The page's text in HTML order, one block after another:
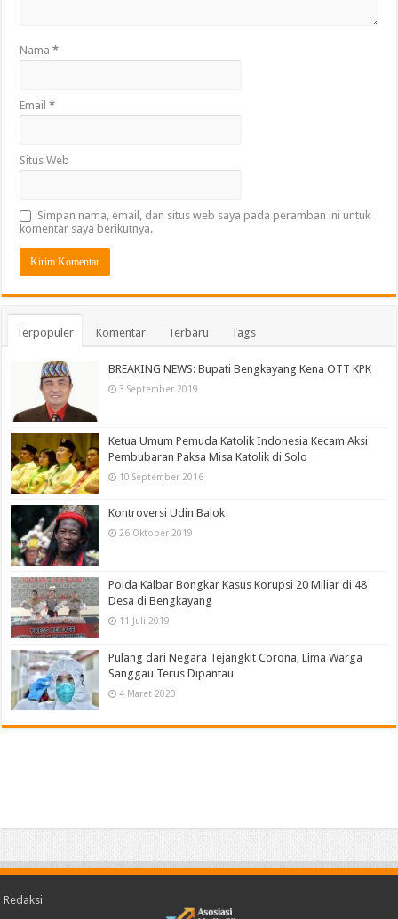
Nama*
Email*
Situs Web
Simpan nama, email, dan situs web saya pada peramban ini untuk
komentar saya berikutnya.
Terpopuler Komentar Terbaru Tags
BREAKING NEWS: Bupati Bengkayang Kena OTT KPK
3 September 2019
Ketua Umum Pemuda Katolik Indonesia Kecam Aksi
Pembubaran Paksa Misa Katolik di Solo
10 September 2016
Kontroversi Udin Balok
26 Oktober 2019
Polda Kalbar Bongkar Kasus Korupsi 20 Miliar di 48
Desa di Bengkayang
11 Juli 2019
Pulang dari Negara Tejangkit Corona, Lima Warga
Sanggau Terus Dipantau
4 Maret 2020
Redaksi